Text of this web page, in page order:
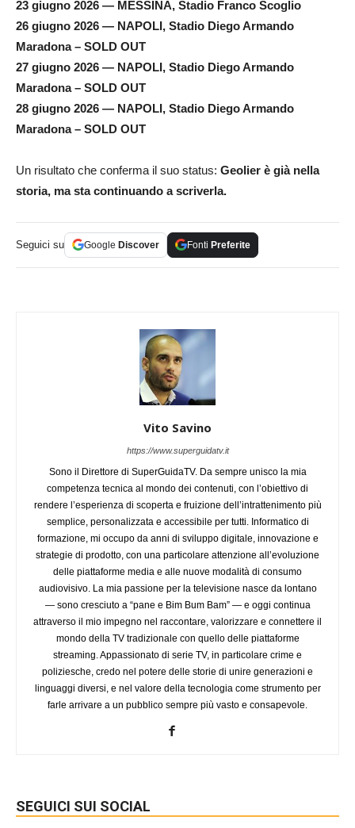
23 giugno 2026 — MESSINA, Stadio Franco Scoglio
26 giugno 2026 — NAPOLI, Stadio Diego Armando
Maradona – SOLD OUT
27 giugno 2026 — NAPOLI, Stadio Diego Armando
Maradona – SOLD OUT
28 giugno 2026 — NAPOLI, Stadio Diego Armando
Maradona – SOLD OUT
Un risultato che conferma il suo status: Geolier è già nella
storia, ma sta continuando a scriverla.
Seguici su Google Discover Fonti Preferite
Vito Savino
https://www.superguidatv.it
Sono il Direttore di SuperGuidaTV. Da sempre unisco la mia
competenza tecnica al mondo dei contenuti, con l’obiettivo di
rendere l’esperienza di scoperta e fruizione dell’intrattenimento più
semplice, personalizzata e accessibile per tutti. Informatico di
formazione, mi occupo da anni di sviluppo digitale, innovazione e
strategie di prodotto, con una particolare attenzione all’evoluzione
delle piattaforme media e alle nuove modalità di consumo
audiovisivo. La mia passione per la televisione nasce da lontano
— sono cresciuto a “pane e Bim Bum Bam” — e oggi continua
attraverso il mio impegno nel raccontare, valorizzare e connettere il
mondo della TV tradizionale con quello delle piattaforme
streaming. Appassionato di serie TV, in particolare crime e
poliziesche, credo nel potere delle storie di unire generazioni e
linguaggi diversi, e nel valore della tecnologia come strumento per
farle arrivare a un pubblico sempre più vasto e consapevole.
SEGUICI SUI SOCIAL